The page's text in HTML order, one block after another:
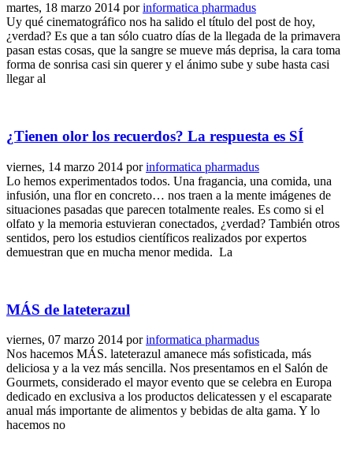
martes, 18 marzo 2014 porinformatica pharmadus
Uy qué cinematográfico nos ha salido el título del post de hoy,
¿verdad? Es que a tan sólo cuatro días de la llegada de la primavera
pasan estas cosas, que la sangre se mueve más deprisa, la cara toma
forma de sonrisa casi sin querer y el ánimo sube y sube hasta casi
llegar al
¿Tienen olor los recuerdos? La respuesta es SÍ
viernes, 14 marzo 2014 porinformatica pharmadus
Lo hemos experimentados todos. Una fragancia, una comida, una
infusión, una flor en concreto… nos traen a la mente imágenes de
situaciones pasadas que parecen totalmente reales. Es como si el
olfato y la memoria estuvieran conectados, ¿verdad? También otros
sentidos, pero los estudios científicos realizados por expertos
demuestran que en mucha menor medida. La
MÁS de lateterazul
viernes, 07 marzo 2014 porinformatica pharmadus
Nos hacemos MÁS. lateterazul amanece más sofisticada, más
deliciosa y a la vez más sencilla. Nos presentamos en el Salón de
Gourmets, considerado el mayor evento que se celebra en Europa
dedicado en exclusiva a los productos delicatessen y el escaparate
anual más importante de alimentos y bebidas de alta gama. Y lo
hacemos no